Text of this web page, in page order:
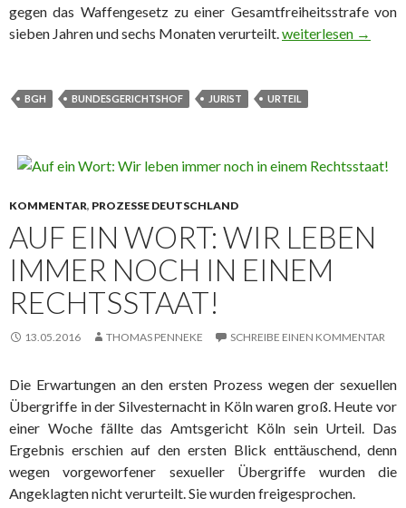
gegen das Waffengesetz zu einer Gesamtfreiheitsstrafe von
sieben Jahren und sechs Monaten verurteilt.Urteil gegen
weiterlesen →
BGH BUNDESGERICHTSHOF JURIST URTEIL
KOMMENTAR, PROZESSE DEUTSCHLAND
AUF EIN WORT: WIR LEBEN
IMMER NOCH IN EINEM
RECHTSSTAAT!
13.05.2016 THOMAS PENNEKE SCHREIBE EINEN KOMMENTAR
Die Erwartungen an den ersten Prozess wegen der sexuellen
Übergriffe in der Silvesternacht in Köln waren groß. Heute vor
einer Woche fällte das Amtsgericht Köln sein Urteil. Das
Ergebnis erschien auf den ersten Blick enttäuschend, denn
wegen vorgeworfener sexueller Übergriffe wurden die
Angeklagten nicht verurteilt. Sie wurden freigesprochen.